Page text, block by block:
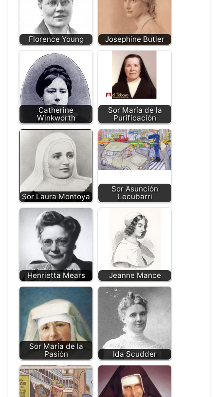
Florence Young Josephine Butler
Catherine
Winkworth
Sor María de la
Purificación
Sor Laura Montoya
Sor Asunción
Lecubarri
Henrietta Mears Jeanne Mance
Sor María de la
Pasión
Ida Scudder